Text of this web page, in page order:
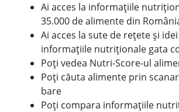
Ai acces la informațiile
35.000 de alimente din
Ai acces la sute de rețete și
informațiile nutriționale gata
Poți vedea Nutri-Score-ul
Poți căuta alimente prin
bare
Poți compara informațiile